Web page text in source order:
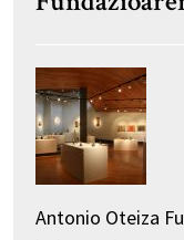
Antonio Oteiza